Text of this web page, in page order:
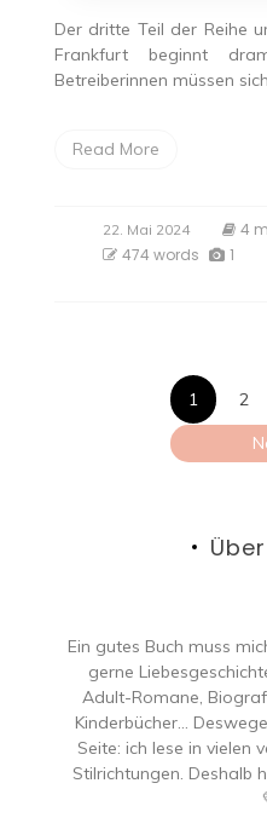
Der dritte Teil der Reihe
Frankfurt beginnt
Betreiberinnen müssen
Read More
22. Mai 2024 4
474 words
1
1 2
Ein gutes Buch muss
gerne
Adult-Romane,
Kinderbücher…
Seite: ich lese in vielen
Stilrichtungen. Deshalb